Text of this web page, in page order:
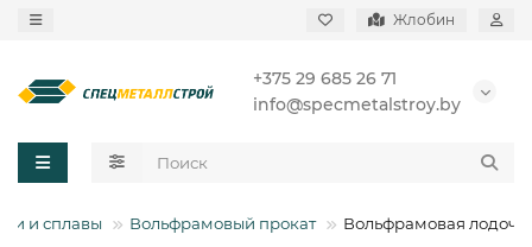
Жлобин
+375 29 685 26 71
info@specmetalstroy.by
и сплавы Вольфрамовый прокат Вольфрамовая